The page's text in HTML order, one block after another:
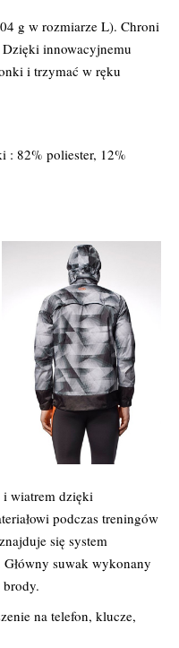
g w rozmiarze L). Chroni
innowacyjnemu
i trzymać w ręku
: 82% poliester, 12%
i wiatrem dzięki
podczas treningów
się system
suwak wykonany
brody.
na telefon, klucze,